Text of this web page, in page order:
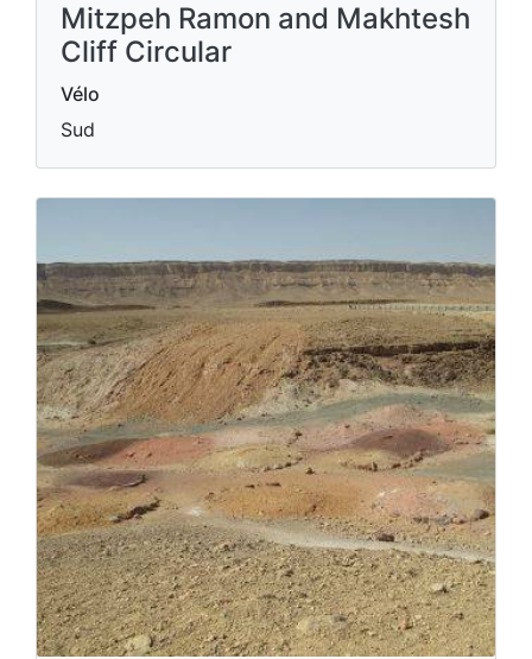
Mitzpeh Ramon and Makhtesh
Cliff Circular
Vélo
Sud